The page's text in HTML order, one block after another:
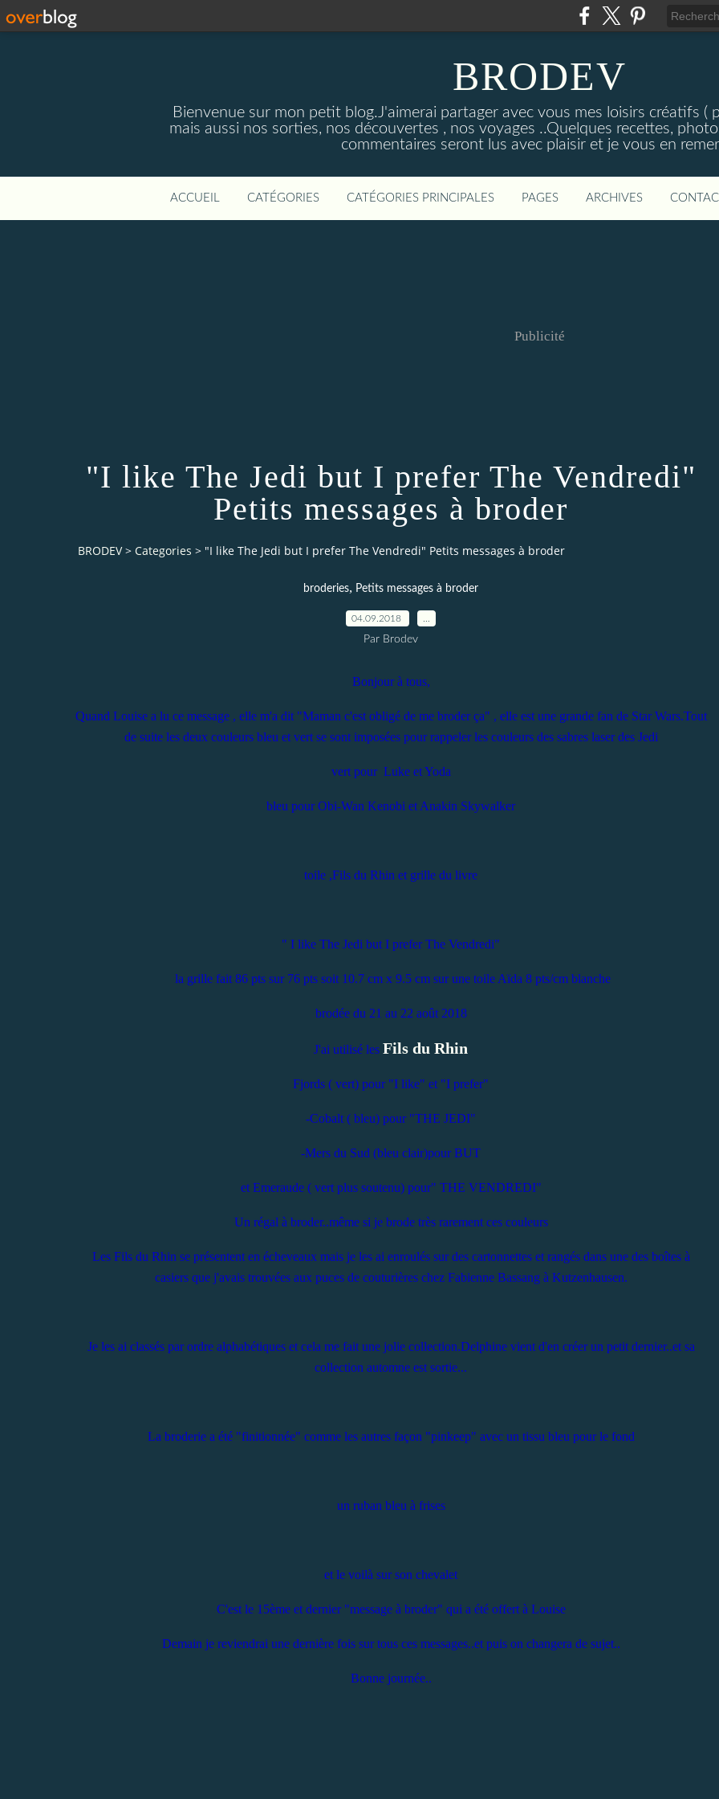
BRODEV
Bienvenue sur mon petit blog.J'aimerai partager avec vous mes loisirs créatifs (
mais aussi nos sorties, nos découvertes , nos voyages ..Quelques recettes,
commentaires seront lus avec plaisir et je vous en
ACCUEIL CATÉGORIES CATÉGORIES PRINCIPALES PAGES ARCHIVES
Publicité
"I like The Jedi but I prefer The Vendredi"
Petits messages à broder
BRODEV > Categories > "I like The Jedi but I prefer The Vendredi" Petits messages à broder
broderies, Petits messages à broder
04.09.2018
Par Brodev
Bonjour à tous,
Quand Louise a lu ce message , elle m'a dit "Maman c'est obligé de me broder ça" , elle est une grande fan de Star Wars.Tout
de suite les deux couleurs bleu et vert se sont imposées pour rappeler les couleurs des sabres laser des Jedi
vert pour Luke et Yoda
bleu pour Obi-Wan Kenobi et Anakin Skywalker
toile ,Fils du Rhin et grille du livre
" I like The Jedi but I prefer The Vendredi"
la grille fait 86 pts sur 76 pts soit 10.7 cm x 9.5 cm sur une toile Aïda 8 pts/cm blanche
brodée du 21 au 22 août 2018
J'ai utilisé les Fils du Rhin
Fjords ( vert) pour "I like" et "I prefer"
-Cobalt ( bleu) pour "THE JEDI"
-Mers du Sud (bleu clair)pour BUT
et Emeraude ( vert plus soutenu) pour" THE VENDREDI"
Un régal à broder..même si je brode très rarement ces couleurs
Les Fils du Rhin se présentent en écheveaux mais je les ai enroulés sur des cartonnettes et rangés dans une des boîtes à
casiers que j'avais trouvées aux puces de couturières chez Fabienne Bassang à Kutzenhausen.
Je les ai classés par ordre alphabétiques et cela me fait une jolie collection.Delphine vient d'en créer un petit dernier..et sa
collection automne est sortie...
La broderie a été "finitionnée" comme les autres façon "pinkeep" avec un tissu bleu pour le fond
un ruban bleu à frises
et le voilà sur son chevalet
C'est le 15ème et dernier "message à broder" qui a été offert à Louise
Demain je reviendrai une dernière fois sur tous ces messages..et puis on changera de sujet..
Bonne journée..